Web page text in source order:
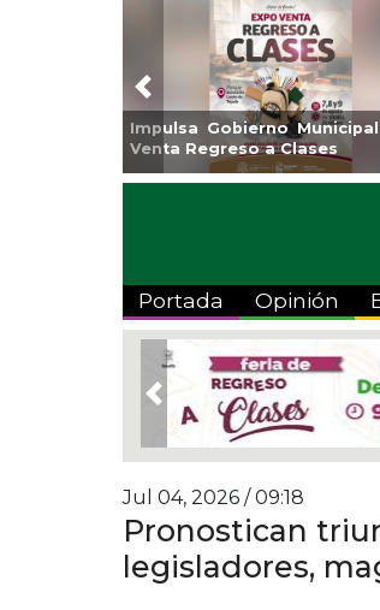
Impulsa Gobierno
Venta Regreso a Clases
Previous
Portada Opinión
Previous
Jul 04, 2026 / 09:18
Pronostican
legisladores,